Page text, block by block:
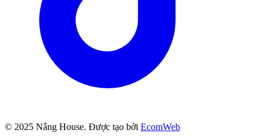
© 2025 Nắng House. Được tạo bởi EcomWeb